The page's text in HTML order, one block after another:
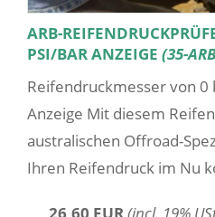
ARB-
PSI/BAR ANZEIGE (35-
Reifendruckmesser von 0
Anzeige Mit diesem
australischen Offroad-
Ihren Reifendruck im Nu
26,60 EUR(incl. 19%